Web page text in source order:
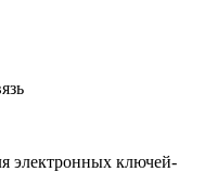
электронных ключей-